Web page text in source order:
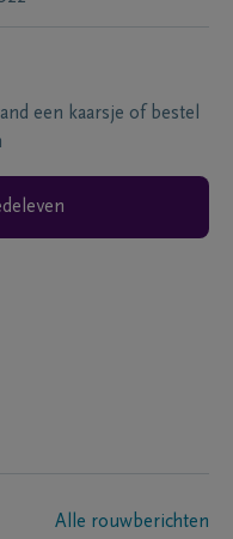
een kaarsje of bestel
Alle rouwberichten